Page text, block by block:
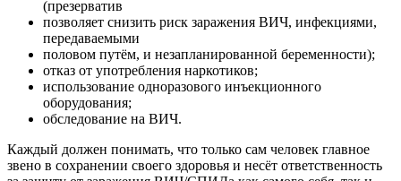
(презерватив
позволяет снизить риск заражения ВИЧ, инфекциями,
передаваемыми
половом путём, и незапланированной беременности);
отказ от употребления наркотиков;
использование одноразового инъекционного
оборудования;
обследование на ВИЧ.
Каждый должен понимать, что только сам человек главное
звено в сохранении своего здоровья и несёт ответственность